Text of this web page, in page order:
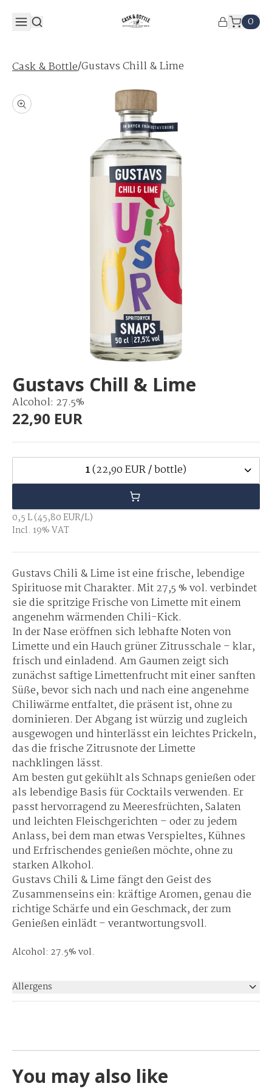
0
Cask & Bottle/Gustavs Chill & Lime
Gustavs Chill & Lime
Alcohol: 27.5%
22,90 EUR
1(22,90 EUR / bottle)
0,5 L (45,80 EUR/L)
Incl. 19% VAT
Gustavs Chili & Lime ist eine frische, lebendige
Spirituose mit Charakter. Mit 27,5 % vol. verbindet
sie die spritzige Frische von Limette mit einem
angenehm wärmenden Chili-Kick.
In der Nase eröffnen sich lebhafte Noten von
Limette und ein Hauch grüner Zitrusschale – klar,
frisch und einladend. Am Gaumen zeigt sich
zunächst saftige Limettenfrucht mit einer sanften
Süße, bevor sich nach und nach eine angenehme
Chiliwärme entfaltet, die präsent ist, ohne zu
dominieren. Der Abgang ist würzig und zugleich
ausgewogen und hinterlässt ein leichtes Prickeln,
das die frische Zitrusnote der Limette
nachklingen lässt.
Am besten gut gekühlt als Schnaps genießen oder
als lebendige Basis für Cocktails verwenden. Er
passt hervorragend zu Meeresfrüchten, Salaten
und leichten Fleischgerichten – oder zu jedem
Anlass, bei dem man etwas Verspieltes, Kühnes
und Erfrischendes genießen möchte, ohne zu
starken Alkohol.
Gustavs Chili & Lime fängt den Geist des
Zusammenseins ein: kräftige Aromen, genau die
richtige Schärfe und ein Geschmack, der zum
Genießen einlädt – verantwortungsvoll.
Alcohol: 27.5% vol.
Allergens
You may also like